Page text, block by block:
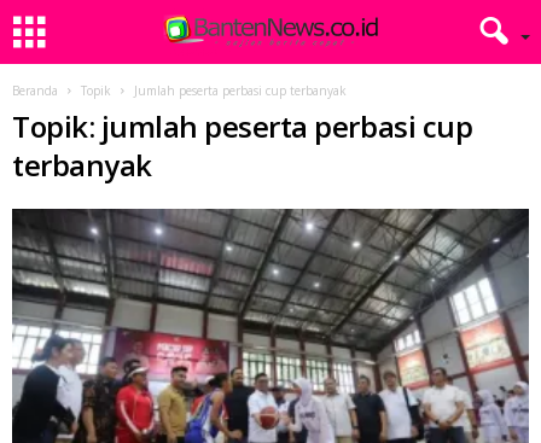
Beranda Topik Jumlah peserta perbasi cup terbanyak
Topik: jumlah peserta perbasi cup
terbanyak